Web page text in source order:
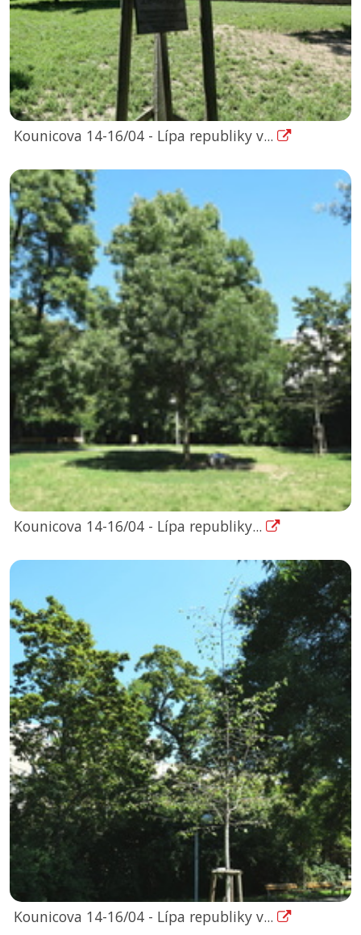
Kounicova 14-16/04 - Lípa republiky v...
Kounicova 14-16/04 - Lípa republiky...
Kounicova 14-16/04 - Lípa republiky v...